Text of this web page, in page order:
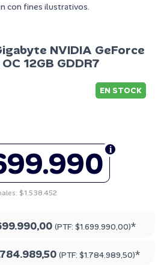
con fines ilustrativos.
NVIDIA GeForce
12GB GDDR7
EN STOCK
$1.538.452
(PTF: $1.699.990,00)*
(PTF: $1.784.989,50)*